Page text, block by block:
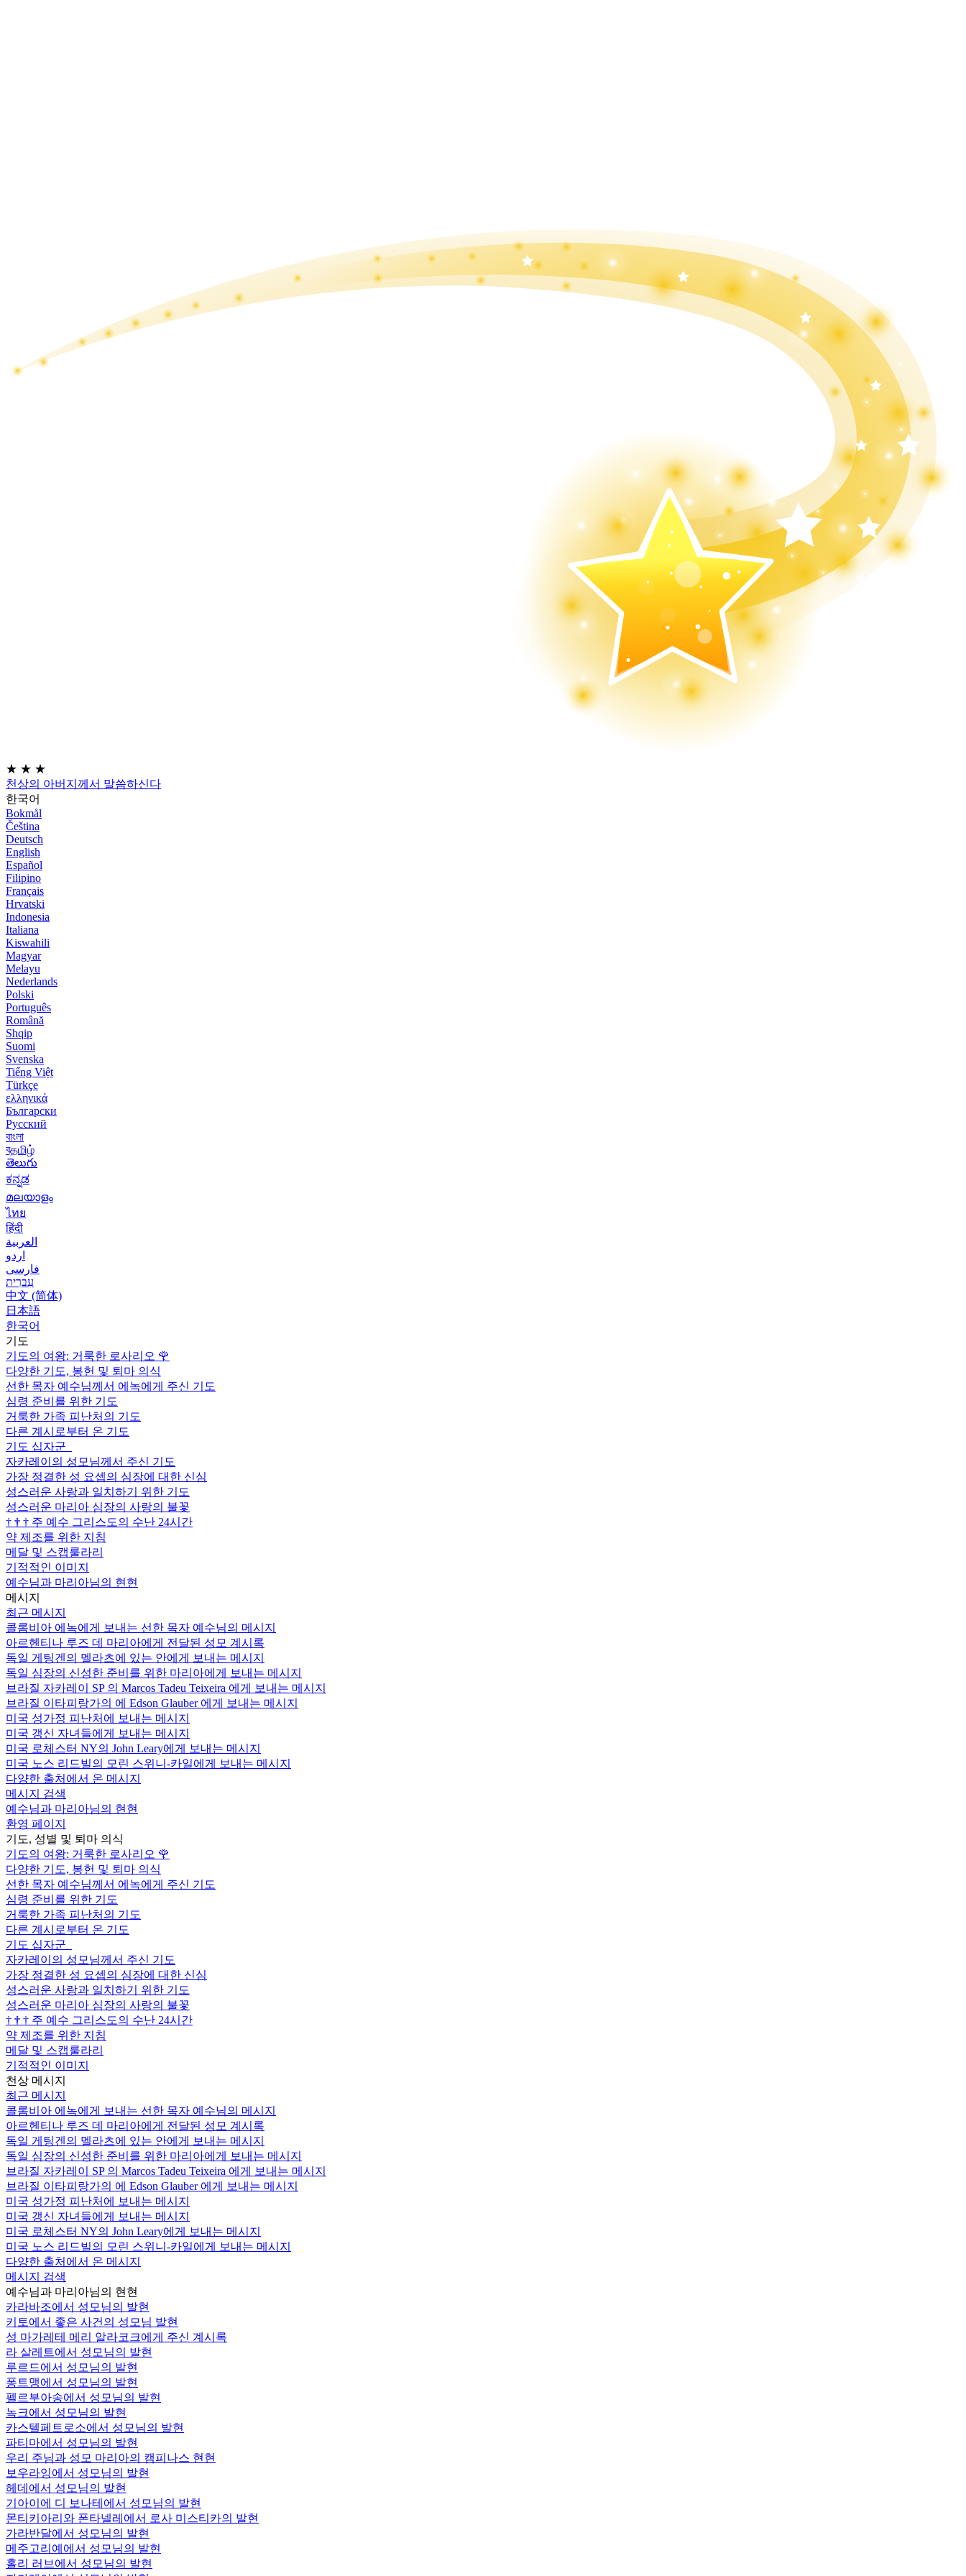
★ ★ ★
천상의 아버지께서 말씀하신다
한국어
Bokmål
Čeština
Deutsch
English
Español
Filipino
Français
Hrvatski
Indonesia
Italiana
Kiswahili
Magyar
Melayu
Nederlands
Polski
Português
Română
Shqip
Suomi
Svenska
Tiếng Việt
Türkçe
ελληνικά
Български
Русский
বাংলা
বதமிழ்
తెలుగు
ಕನ್ನಡ
മലയാളം
ไทย
हिंदी
العربية
اردو
فارسی
עִברִית
中文 (简体)
日本語
한국어
기도
기도의 여왕: 거룩한 로사리오 🌹
다양한 기도, 봉헌 및 퇴마 의식
선한 목자 예수님께서 에녹에게 주신 기도
심령 준비를 위한 기도
거룩한 가족 피난처의 기도
다른 계시로부터 온 기도
기도 십자군
자카레이의 성모님께서 주신 기도
가장 정결한 성 요셉의 심장에 대한 신심
성스러운 사랑과 일치하기 위한 기도
성스러운 마리아 심장의 사랑의 불꽃
† † † 주 예수 그리스도의 수난 24시간
약 제조를 위한 지침
메달 및 스캡룰라리
기적적인 이미지
예수님과 마리아님의 현현
메시지
최근 메시지
콜롬비아 에녹에게 보내는 선한 목자 예수님의 메시지
아르헨티나 루즈 데 마리아에게 전달된 성모 계시록
독일 게팅겐의 멜라츠에 있는 안에게 보내는 메시지
독일 심장의 신성한 준비를 위한 마리아에게 보내는 메시지
브라질 자카레이 SP 의 Marcos Tadeu Teixeira 에게 보내는 메시지
브라질 이타피랑가의 에 Edson Glauber 에게 보내는 메시지
미국 성가정 피난처에 보내는 메시지
미국 갱신 자녀들에게 보내는 메시지
미국 로체스터 NY의 John Leary에게 보내는 메시지
미국 노스 리드빌의 모린 스위니-카일에게 보내는 메시지
다양한 출처에서 온 메시지
메시지 검색
예수님과 마리아님의 현현
환영 페이지
기도, 성별 및 퇴마 의식
기도의 여왕: 거룩한 로사리오 🌹
다양한 기도, 봉헌 및 퇴마 의식
선한 목자 예수님께서 에녹에게 주신 기도
심령 준비를 위한 기도
거룩한 가족 피난처의 기도
다른 계시로부터 온 기도
기도 십자군
자카레이의 성모님께서 주신 기도
가장 정결한 성 요셉의 심장에 대한 신심
성스러운 사랑과 일치하기 위한 기도
성스러운 마리아 심장의 사랑의 불꽃
† † † 주 예수 그리스도의 수난 24시간
약 제조를 위한 지침
메달 및 스캡룰라리
기적적인 이미지
천상 메시지
최근 메시지
콜롬비아 에녹에게 보내는 선한 목자 예수님의 메시지
아르헨티나 루즈 데 마리아에게 전달된 성모 계시록
독일 게팅겐의 멜라츠에 있는 안에게 보내는 메시지
독일 심장의 신성한 준비를 위한 마리아에게 보내는 메시지
브라질 자카레이 SP 의 Marcos Tadeu Teixeira 에게 보내는 메시지
브라질 이타피랑가의 에 Edson Glauber 에게 보내는 메시지
미국 성가정 피난처에 보내는 메시지
미국 갱신 자녀들에게 보내는 메시지
미국 로체스터 NY의 John Leary에게 보내는 메시지
미국 노스 리드빌의 모린 스위니-카일에게 보내는 메시지
다양한 출처에서 온 메시지
메시지 검색
예수님과 마리아님의 현현
카라바조에서 성모님의 발현
키토에서 좋은 사건의 성모님 발현
성 마가레테 메리 알라코크에게 주신 계시록
라 살레트에서 성모님의 발현
루르드에서 성모님의 발현
퐁트맹에서 성모님의 발현
펠르부아송에서 성모님의 발현
녹크에서 성모님의 발현
카스텔페트로소에서 성모님의 발현
파티마에서 성모님의 발현
우리 주님과 성모 마리아의 캠피나스 현현
보우라잉에서 성모님의 발현
헤데에서 성모님의 발현
기아이에 디 보나테에서 성모님의 발현
몬티키아리와 폰타넬레에서 로사 미스티카의 발현
가라반달에서 성모님의 발현
메주고리예에서 성모님의 발현
홀리 러브에서 성모님의 발현